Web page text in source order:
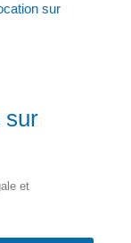
sur
sur
et